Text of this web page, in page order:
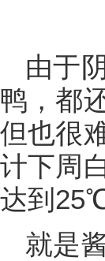
由于
鸭，都
但也很
计下周
达到
就是